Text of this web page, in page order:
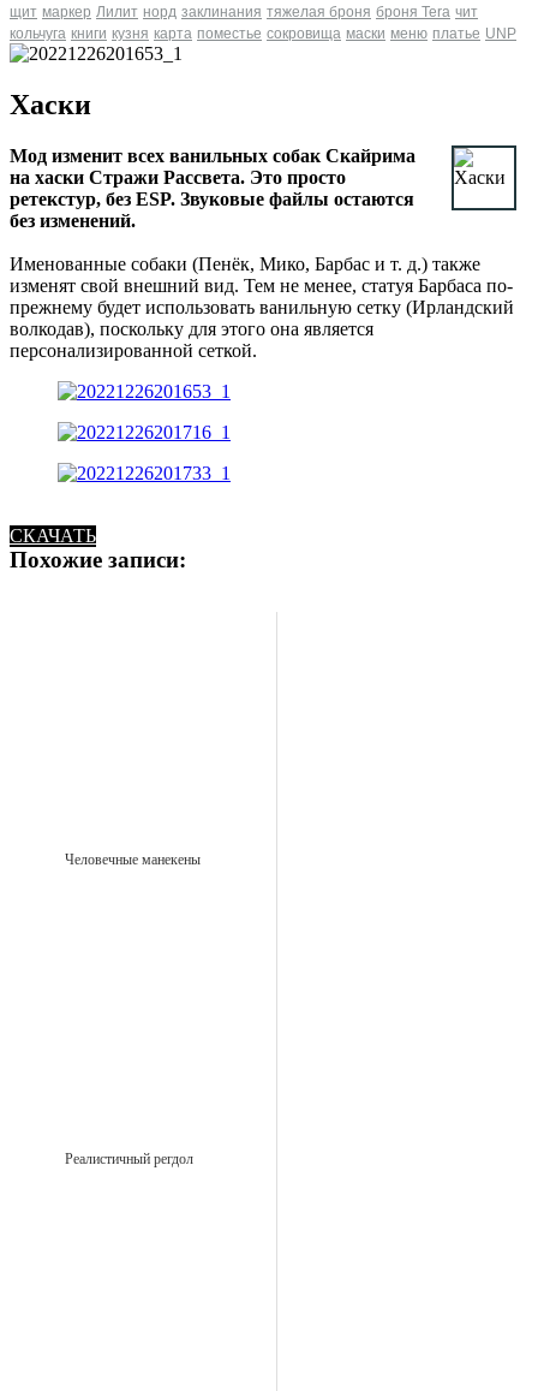
щит маркер Лилит норд заклинания тяжелая броня броня Tera чит
кольчуга книги кузня карта поместье сокровища маски меню платье UNP
Хаски
Мод изменит всех ванильных собак Скайрима
на хаски Стражи Рассвета. Это просто
ретекстур, без ESP. Звуковые файлы остаются
без изменений.
Именованные собаки (Пенёк, Мико, Барбас и т. д.) также
изменят свой внешний вид. Тем не менее, статуя Барбаса по-
прежнему будет использовать ванильную сетку (Ирландский
волкодав), поскольку для этого она является
персонализированной сеткой.
СКАЧАТЬ
Похожие записи:
Человечные манекены
Реалистичный регдол